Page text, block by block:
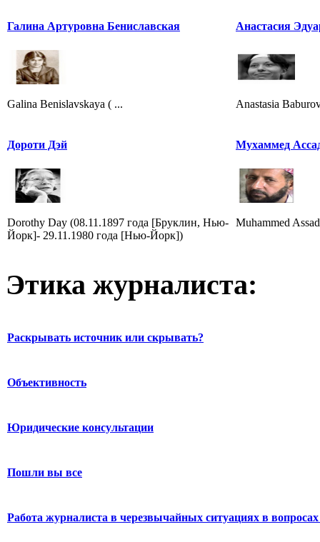
Галина Артуровна Бениславская
Galina Benislavskaya ( ...
Анастасия
Anastasia
Дороти Дэй
Dorothy Day (08.11.1897 года [Бруклин, Нью-
Йорк]- 29.11.1980 года [Нью-Йорк])
Мухаммед
Muhammed
Этика журналиста:
Раскрывать источник или скрывать?
Объективность
Юридические консультации
Пошли вы все
Работа журналиста в черезвычайных ситуациях в вопросах